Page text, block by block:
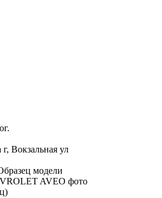
Вокзальная ул
модели